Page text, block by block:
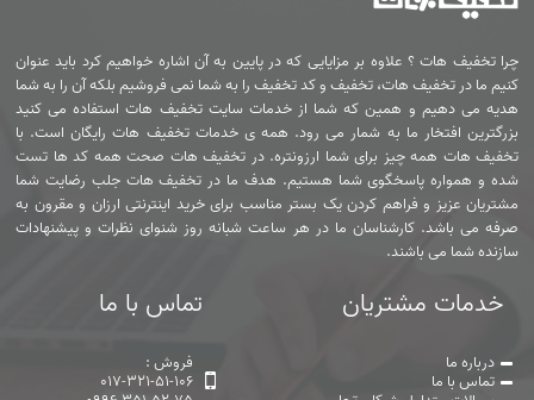
چرا تخفیف هات ؟ علاوه بر مزایایی که در پایین به آن اشاره خواهیم کرد باید عنوان
کنیم ما در تخفیف هات، تخفیف و کد تخفیف را به شما نمی فروشیم بلکه آن را به شما
هدیه می دهیم و همین که شما از خدمات سایت تخفیف هات استفاده می کنید
بزرگترین افتخار ما به شمار می رود. همه ی خدمات تخفیف هات رایگان است. با
تخفیف هات همه چیز برای شما ارزونتره. در تخفیف هات صحت همه کد ها تست
شده و همواره پاسخگوی شما هستیم. هدف ما در تخفیف هات جلب رضایت شما
مشتریان عزیز و فراهم کردن یک بستر مناسب برای خرید اینترنتی ارزان و مقرون به
صرفه می باشد. کارشناسان ما در هر ساعت شبانه روز شنوای نظرات و پیشنهادات
سازنده شما می باشند.
خدمات مشتریان
درباره ما
تماس با ما
تماس با ما
فروش :
017-321-51-106